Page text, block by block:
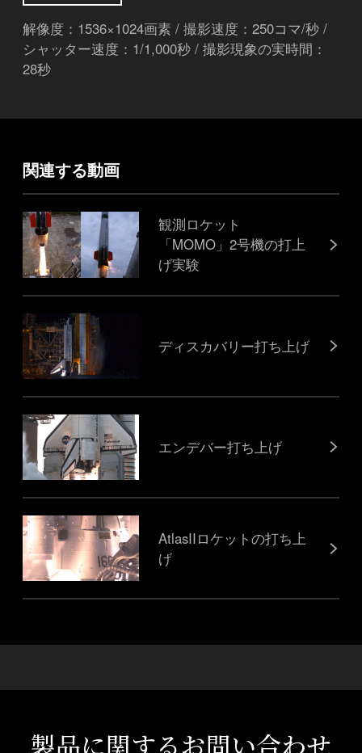
解像度：1536×1024画素 / 撮影速度：250コマ/秒 /
シャッター速度：1/1,000秒 / 撮影現象の実時間：
28秒
関連する動画
観測ロケット
「MOMO」2号機の打上
げ実験
ディスカバリー打ち上げ
エンデバー打ち上げ
AtlasIIロケットの打ち上
げ
製品に関するお問い合わせ